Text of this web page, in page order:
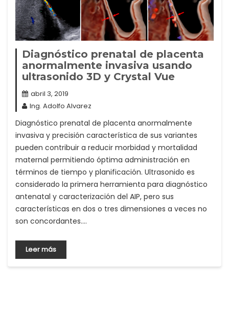
Diagnóstico prenatal de placenta
anormalmente invasiva usando
ultrasonido 3D y Crystal Vue
abril 3, 2019
Ing. Adolfo Alvarez
Diagnóstico prenatal de placenta anormalmente
invasiva y precisión característica de sus variantes
pueden contribuir a reducir morbidad y mortalidad
maternal permitiendo óptima administración en
términos de tiempo y planificación. Ultrasonido es
considerado la primera herramienta para diagnóstico
antenatal y caracterización del AIP, pero sus
características en dos o tres dimensiones a veces no
son concordantes.…
Leer más